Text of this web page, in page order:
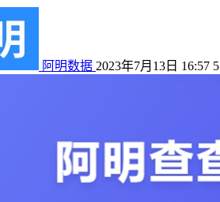
阿明数据 2023年7月13日 16:57